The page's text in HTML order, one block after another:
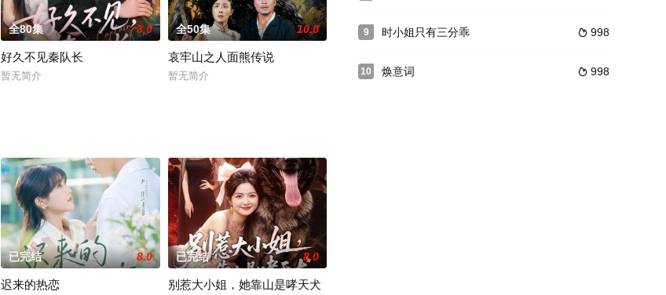
全80集 3.0
好久不见秦队长
暂无简介
全50集 10.0
哀牢山之人面熊传说
暂无简介
已完结 8.0
迟来的热恋
已完结 8.0
别惹大小姐，她靠山是哮天犬
9  998
时小姐只有三分乖
10  998
焕意词